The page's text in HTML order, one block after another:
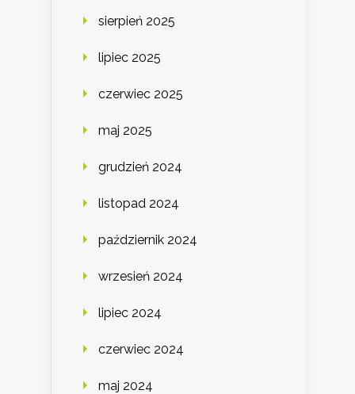
sierpień 2025
lipiec 2025
czerwiec 2025
maj 2025
grudzień 2024
listopad 2024
październik 2024
wrzesień 2024
lipiec 2024
czerwiec 2024
maj 2024